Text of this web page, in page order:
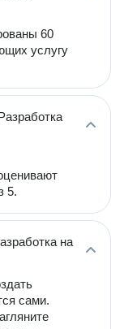
60
услугу
5.
на
сами.